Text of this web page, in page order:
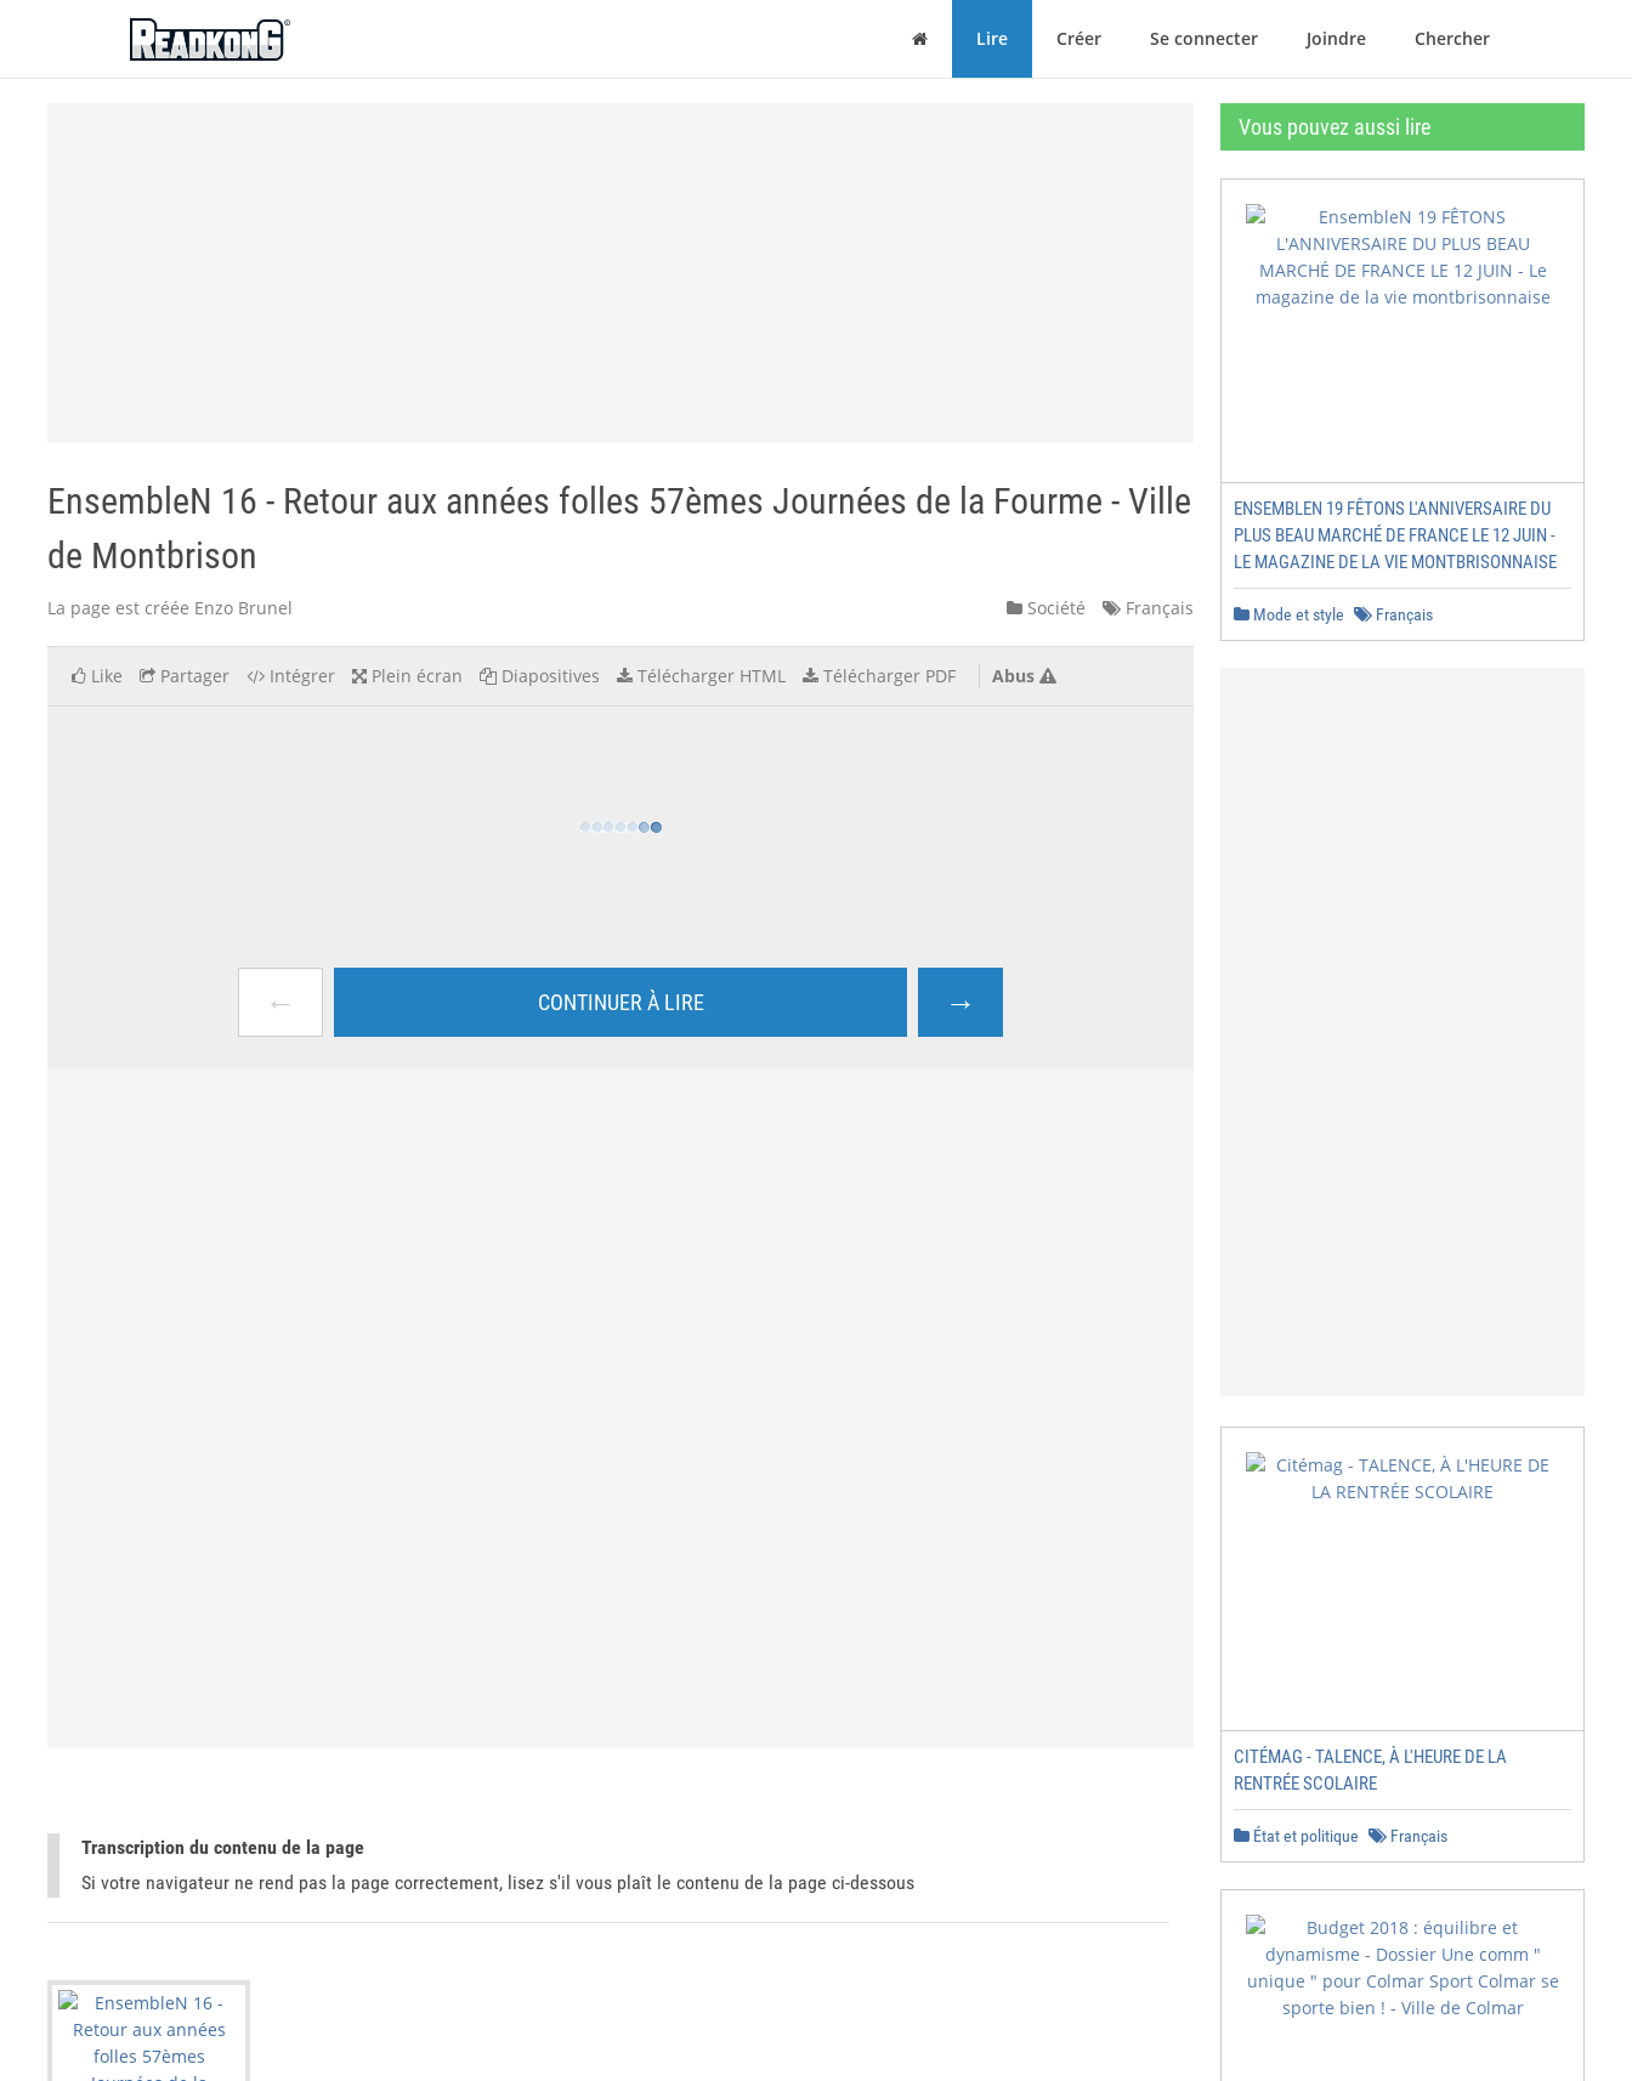
ReadkonG
MaisonLire Créer Se connecter Joindre Chercher
EnsembleN 16 - Retour aux années folles 57èmes Journées de la Fourme - Ville
de Montbrison
La page est créée Enzo Brunel Société Français
Like Partager Intégrer Plein écran Diapositives Télécharger HTML Télécharger PDF Abus
← CONTINUER À LIRE →
Transcription du contenu de la page
Si votre navigateur ne rend pas la page correctement, lisez s'il vous plaît le contenu de la page ci-dessous
Vous pouvez aussi lire
ENSEMBLEN 19 FÊTONS L'ANNIVERSAIRE DU
PLUS BEAU MARCHÉ DE FRANCE LE 12 JUIN -
LE MAGAZINE DE LA VIE MONTBRISONNAISE
Mode et style Français
CITÉMAG - TALENCE, À L'HEURE DE LA
RENTRÉE SCOLAIRE
État et politique Français